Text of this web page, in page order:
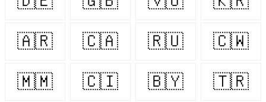
🇦🇷 🇨🇦 🇷🇺 🇨🇼
🇲🇲 🇨🇮 🇧🇾 🇹🇷